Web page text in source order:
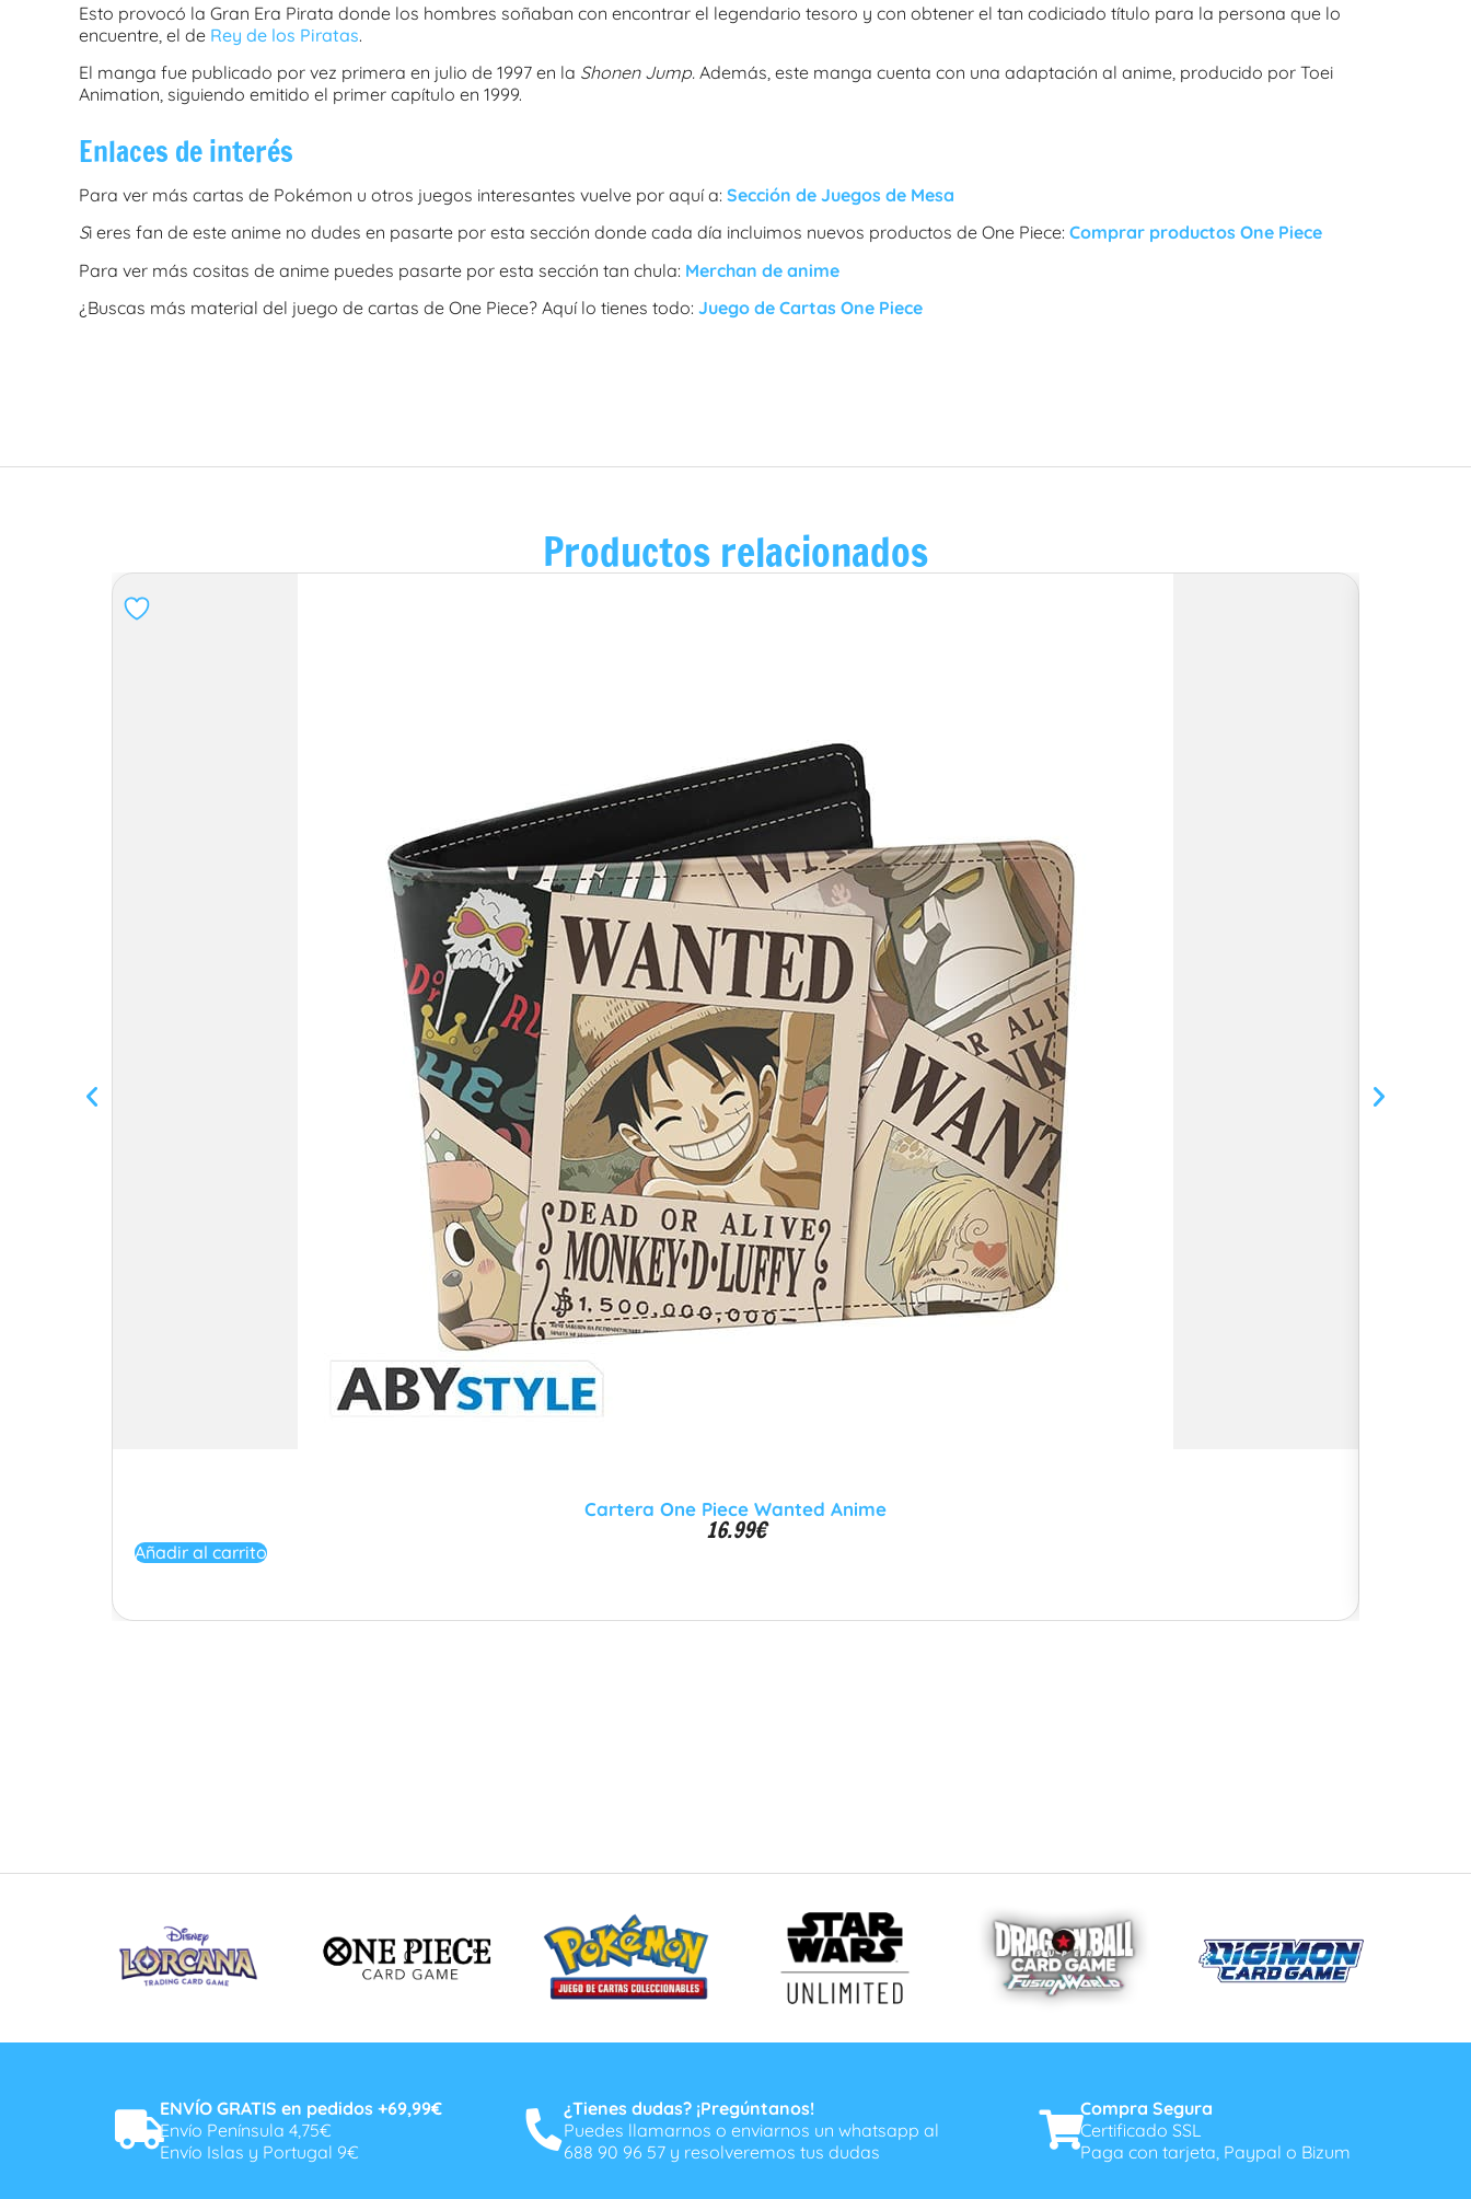
Esto provocó la Gran Era Pirata donde los hombres soñaban con encontrar el legendario tesoro y con obtener el tan codiciado título para la persona que lo
encuentre, el de Rey de los Piratas.
El manga fue publicado por vez primera en julio de 1997 en la Shonen Jump. Además, este manga cuenta con una adaptación al anime, producido por Toei
Animation, siguiendo emitido el primer capítulo en 1999.
Enlaces de interés
Para ver más cartas de Pokémon u otros juegos interesantes vuelve por aquí a: Sección de Juegos de Mesa
Si eres fan de este anime no dudes en pasarte por esta sección donde cada día incluimos nuevos productos de One Piece: Comprar productos One Piece
Para ver más cositas de anime puedes pasarte por esta sección tan chula: Merchan de anime
¿Buscas más material del juego de cartas de One Piece? Aquí lo tienes todo: Juego de Cartas One Piece
Productos relacionados
Cartera One Piece Wanted Anime
16.99€
Añadir al carrito
ENVÍO GRATIS en pedidos +69,99€
Envío Península 4,75€
Envío Islas y Portugal 9€
¿Tienes dudas? ¡Pregúntanos!
Puedes llamarnos o enviarnos un whatsapp al
688 90 96 57 y resolveremos tus dudas
Compra Segura
Certificado SSL
Paga con tarjeta, Paypal o Bizum